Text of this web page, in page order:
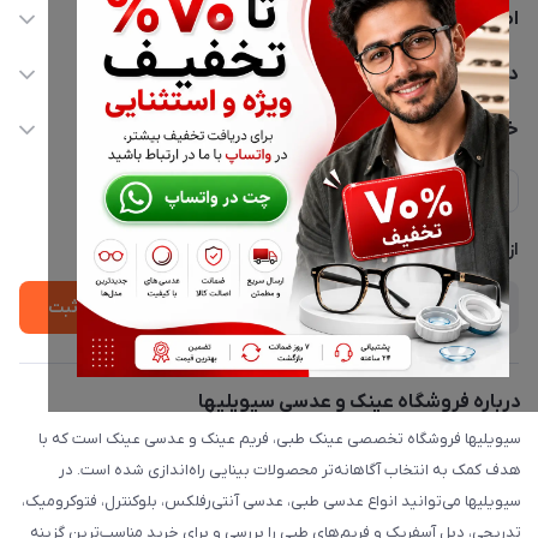
اطلاعات تماس
02177116909
info@civiliha.com
ارسال فوری در تهران + ارسال به سراسر کشور
دسترسی سریع
حساب کاربری
مجله فروشگاه
لیست محصولات
درباره ما
خدمات مشتریان
حریم خصوصی
پشتیبانی واتساپ 09397003162
از جدید‌ترین تخفیف‌ها با‌ خبر شوید
ثبت
درباره فروشگاه عینک و عدسی سیویلیها
سیویلیها فروشگاه تخصصی عینک طبی، فریم عینک و عدسی عینک است که با
هدف کمک به انتخاب آگاهانه‌تر محصولات بینایی راه‌اندازی شده است. در
سیویلیها می‌توانید انواع عدسی طبی، عدسی آنتی‌رفلکس، بلوکنترل، فتوکرومیک،
تدریجی، دبل آسفریک و فریم‌های طبی را بررسی و برای خرید مناسب‌ترین گزینه